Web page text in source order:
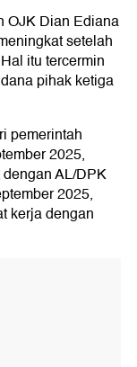
OJK Dian Ediana
setelah
itu tercermin
pihak ketiga
pemerintah
2025,
AL/DPK
2025,
kerja dengan